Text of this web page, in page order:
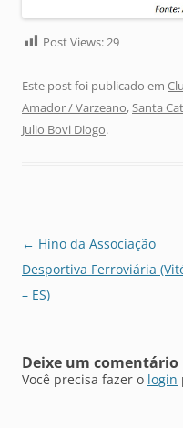
Post Views:29
Este post foi publicado em
Amador / Varzeano,Santa
Julio Bovi Diogo.
Navegação
de
posts
← Hino da Associação
Desportiva Ferroviária
– ES)
Deixe um comentário
Você precisa fazer o login